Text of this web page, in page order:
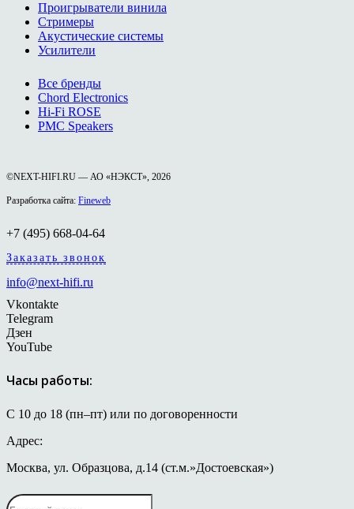
Проигрыватели винила
Стримеры
Акустические системы
Усилители
Все бренды
Chord Electronics
Hi-Fi ROSE
PMC Speakers
©NEXT-HIFI.RU — АО «НЭКСТ», 2026
Разработка сайта: Fineweb
+7 (495) 668-04-64
Заказать звонок
info@next-hifi.ru
Vkontakte
Telegram
Дзен
YouTube
Часы работы:
С 10 до 18 (пн–пт) или по договоренности
Адрес:
Москва, ул. Образцова, д.14 (ст.м.»Достоевская»)